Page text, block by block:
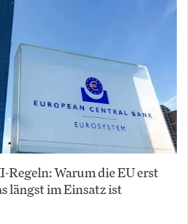
Regeln: Warum die EU erst
längst im Einsatz ist